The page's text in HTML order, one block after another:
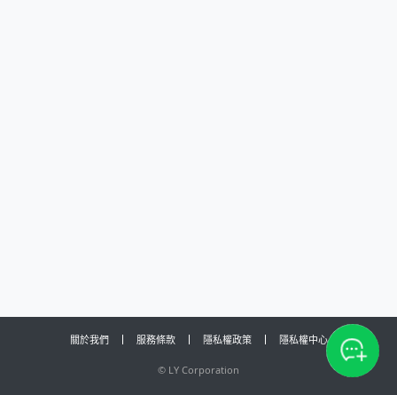
關於我們 服務條款 隱私權政策 隱私權中心
© LY Corporation